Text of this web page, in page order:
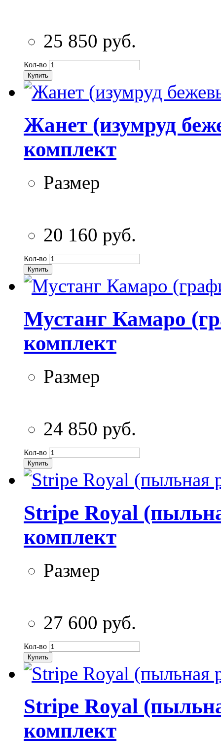
25 850 руб.
Кол-во
Купить
Жанет (изумруд
комплект
Размер
20 160 руб.
Кол-во
Купить
Мустанг Камаро
комплект
Размер
24 850 руб.
Кол-во
Купить
Stripe Royal
комплект
Размер
27 600 руб.
Кол-во
Купить
Stripe Royal
комплект